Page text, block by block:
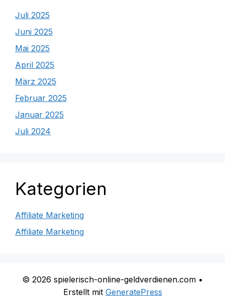
Juli 2025
Juni 2025
Mai 2025
April 2025
März 2025
Februar 2025
Januar 2025
Juli 2024
Kategorien
Affiliate Marketing
Affiliate Marketing
© 2026 spielerisch-online-geldverdienen.com •
Erstellt mit GeneratePress